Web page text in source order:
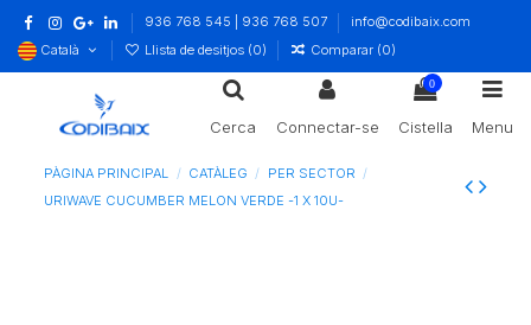
936 768 545 | 936 768 507
info@codibaix.com
Català
Llista de desitjos (0) Comparar (0)
Cerca Connectar-se
0
Cistella Menu
PÀGINA PRINCIPAL CATÀLEG
PER SECTOR
URIWAVE CUCUMBER MELON VERDE -1 X 10U-